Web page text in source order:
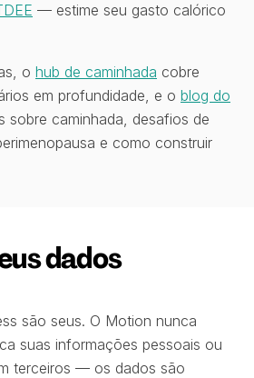
— estime seu gasto calórico
o hub de caminhada cobre
em profundidade, e o blog do
sobre caminhada, desafios de
e como construir
dados
são seus. O Motion nunca
suas informações pessoais ou
terceiros — os dados são